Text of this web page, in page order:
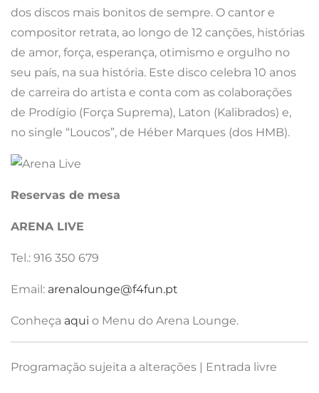
dos discos mais bonitos de sempre. O cantor e
compositor retrata, ao longo de 12 canções, histórias
de amor, força, esperança, otimismo e orgulho no
seu país, na sua história. Este disco celebra 10 anos
de carreira do artista e conta com as colaborações
de Prodígio (Força Suprema), Laton (Kalibrados) e,
no single “Loucos”, de Héber Marques (dos HMB).
Reservas de mesa
ARENA LIVE
Tel.: 916 350 679
Email: arenalounge@f4fun.pt
Conheça aqui o Menu do Arena Lounge.
Programação sujeita a alterações | Entrada livre